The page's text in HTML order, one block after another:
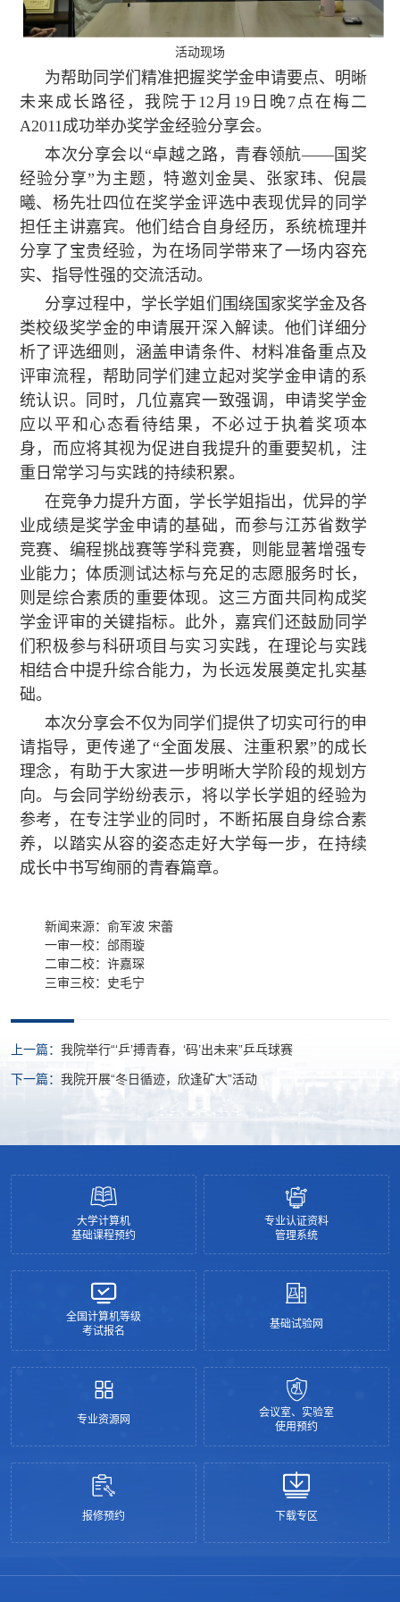
活动现场
为帮助同学们精准把握奖学金申请要点、明晰
未来成长路径，我院于12月19日晚7点在梅二
A2011成功举办奖学金经验分享会。
本次分享会以“卓越之路，青春领航——国奖
经验分享”为主题，特邀刘金昊、张家玮、倪晨
曦、杨先壮四位在奖学金评选中表现优异的同学
担任主讲嘉宾。他们结合自身经历，系统梳理并
分享了宝贵经验，为在场同学带来了一场内容充
实、指导性强的交流活动。
分享过程中，学长学姐们围绕国家奖学金及各
类校级奖学金的申请展开深入解读。他们详细分
析了评选细则，涵盖申请条件、材料准备重点及
评审流程，帮助同学们建立起对奖学金申请的系
统认识。同时，几位嘉宾一致强调，申请奖学金
应以平和心态看待结果，不必过于执着奖项本
身，而应将其视为促进自我提升的重要契机，注
重日常学习与实践的持续积累。
在竞争力提升方面，学长学姐指出，优异的学
业成绩是奖学金申请的基础，而参与江苏省数学
竞赛、编程挑战赛等学科竞赛，则能显著增强专
业能力；体质测试达标与充足的志愿服务时长，
则是综合素质的重要体现。这三方面共同构成奖
学金评审的关键指标。此外，嘉宾们还鼓励同学
们积极参与科研项目与实习实践，在理论与实践
相结合中提升综合能力，为长远发展奠定扎实基
础。
本次分享会不仅为同学们提供了切实可行的申
请指导，更传递了“全面发展、注重积累”的成长
理念，有助于大家进一步明晰大学阶段的规划方
向。与会同学纷纷表示，将以学长学姐的经验为
参考，在专注学业的同时，不断拓展自身综合素
养，以踏实从容的姿态走好大学每一步，在持续
成长中书写绚丽的青春篇章。
新闻来源：俞军波 宋蕾
一审一校：邰雨璇
二审二校：许嘉琛
三审三校：史毛宁
上一篇： 我院举行“‘乒’搏青春，‘码’出未来”乒乓球赛
下一篇： 我院开展“冬日循迹，欣逢矿大”活动
大学计算机
基础课程预约
专业认证资料
管理系统
全国计算机等级
考试报名
基础试验网
专业资源网
会议室、实验室
使用预约
报修预约 下载专区